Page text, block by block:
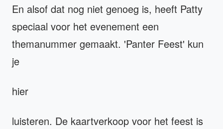
En alsof dat nog niet genoeg is, heeft Patty
speciaal voor het evenement een
themanummer gemaakt. 'Panter Feest' kun
je
hier
luisteren. De kaartverkoop voor het feest is